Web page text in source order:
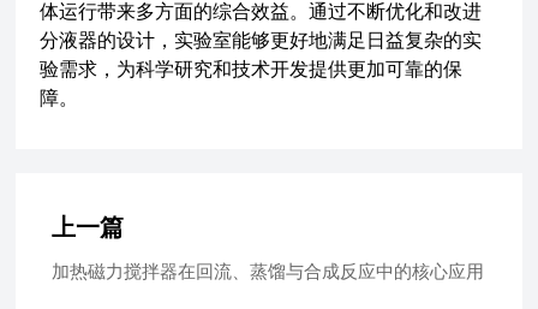
体运行带来多方面的综合效益。通过不断优化和改进
分液器的设计，实验室能够更好地满足日益复杂的实
验需求，为科学研究和技术开发提供更加可靠的保
障。
上一篇
加热磁力搅拌器在回流、蒸馏与合成反应中的核心应用